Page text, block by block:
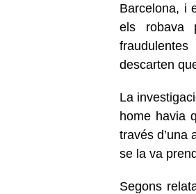
Barcelona, i
els robava
descarten
La
home havia
través d’una
se la va
Segons